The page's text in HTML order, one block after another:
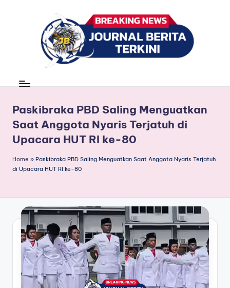
r
n
a
l
e
ri
t
a
T
e
news
Paskibraka PBD Saling Menguatkan
Saat Anggota Nyaris Terjatuh di
Upacara HUT RI ke-80
Home » Paskibraka PBD Saling Menguatkan Saat Anggota Nyaris Terjatuh
di Upacara HUT RI ke-80